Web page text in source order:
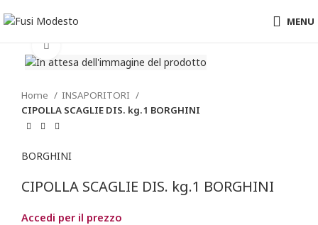
MENU
Clicca per ingrandire
Home
INSAPORITORI
CIPOLLA SCAGLIE DIS. kg.1 BORGHINI
BORGHINI
CIPOLLA SCAGLIE DIS. kg.1 BORGHINI
Accedi per il prezzo